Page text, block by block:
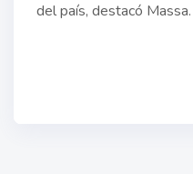
del país, destacó Massa.